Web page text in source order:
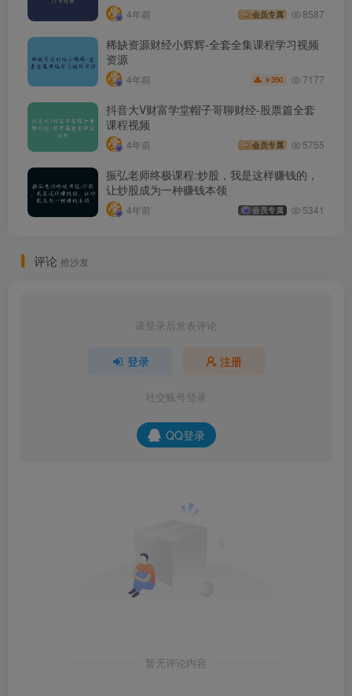
4年前 会员专属 8587
稀缺资源财经小辉辉-全套全集课程学习视频
资源
4年前 ￥350 7177
抖音大V财富学堂帽子哥聊财经-股票篇全套
课程视频
4年前 会员专属 5755
振弘老师终极课程:炒股，我是这样赚钱的，
让炒股成为一种赚钱本领
4年前 会员专属 5341
评论 抢沙发
请登录后发表评论
登录 注册
社交账号登录
QQ登录
暂无评论内容